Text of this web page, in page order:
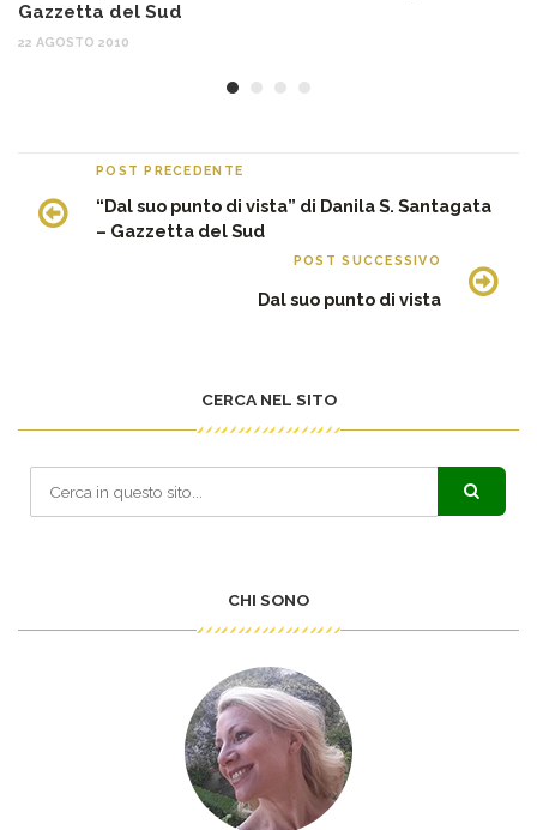
Gazzetta del Sud
22 AGOSTO 2010
POST PRECEDENTE
“Dal suo punto di vista” di Danila S. Santagata
– Gazzetta del Sud
POST SUCCESSIVO
Dal suo punto di vista
CERCA NEL SITO
CHI SONO